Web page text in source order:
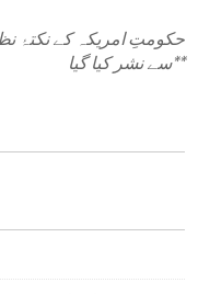
حکومتِ امریکہ کے نکتۂ
سے نشر کیا گیا**